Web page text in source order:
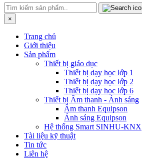
×
Trang chủ
Giới thiệu
Sản phẩm
Thiết bị giáo dục
Thiết bị dạy học lớp 1
Thiết bị dạy học lớp 2
Thiết bị dạy học lớp 6
Thiết bị Âm thanh - Ánh sáng
Âm thanh Equipson
Ánh sáng Equipson
Hệ thống Smart SINHU-KNX
Tài liệu kỹ thuật
Tin tức
Liên hệ